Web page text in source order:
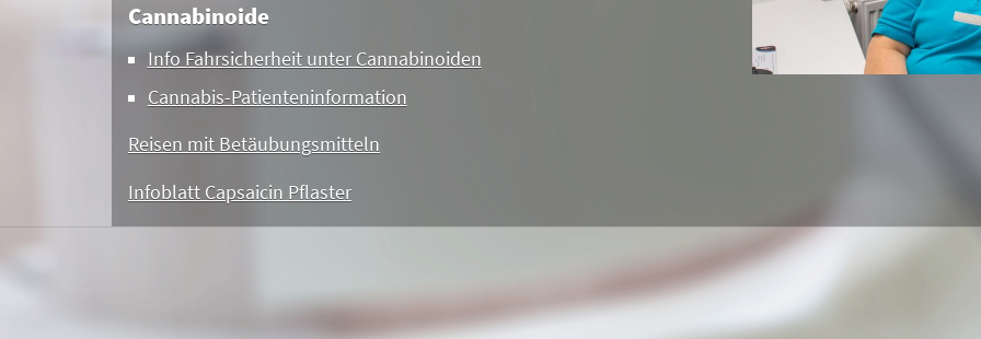
Cannabinoide
Info Fahrsicherheit unter Cannabinoiden
Cannabis-Patienteninformation
Reisen mit Betäubungsmitteln
Infoblatt Capsaicin Pflaster